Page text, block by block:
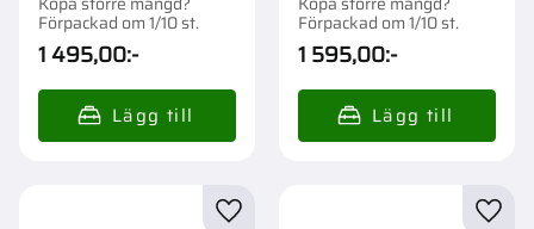
Förpackad om 1/10 st.
1 495,00:-
Förpackad om 1/10 st.
1 595,00:-